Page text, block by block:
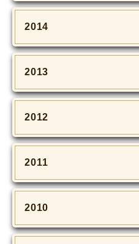
2014
2013
2012
2011
2010